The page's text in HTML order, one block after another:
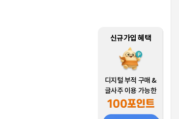
신규가입 혜택
디지털 부적 구매 &
글사주 이용 가능한